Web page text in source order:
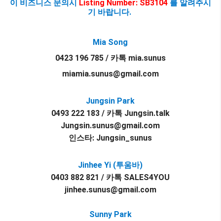
이 비즈니스 문의시 Listing Number: SB3104 를 알려주시
기 바랍니다.
Mia Song
0423 196 785 / 카톡 mia.sunus
miamia.sunus@gmail.com
Jungsin Park
0493 222 183 / 카톡 Jungsin.talk
Jungsin.sunus@gmail.com
인스타: Jungsin_sunus
Jinhee Yi (투움바)
0403 882 821 / 카톡 SALES4YOU
jinhee.sunus@gmail.com
Sunny Park